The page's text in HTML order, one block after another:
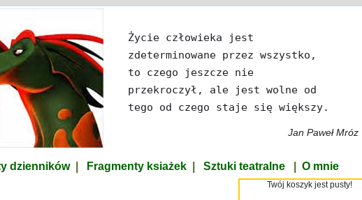
Życie człowieka jest
zdeterminowane przez wszystko,
to czego jeszcze nie
przekroczył, ale jest wolne od
tego od czego staje się większy.
Jan Paweł Mróz
dzienników| Fragmenty ksiażek| Sztuki teatralne| O mnie
Twój koszyk jest pusty!